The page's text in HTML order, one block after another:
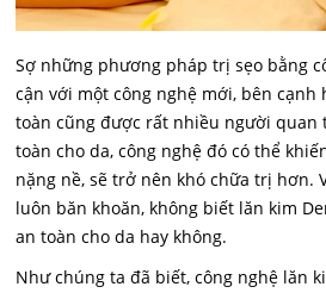
Sợ những phương pháp trị sẹo bằng
cận với một công nghệ mới, bên cạnh
toàn cũng được rất nhiều người quan
toàn cho da, công nghệ đó có thể
nặng nề, sẽ trở nên khó chữa trị hơn.
luôn băn khoăn, không biết lăn kim
an toàn cho da hay không.
Như chúng ta đã biết, công nghệ lăn